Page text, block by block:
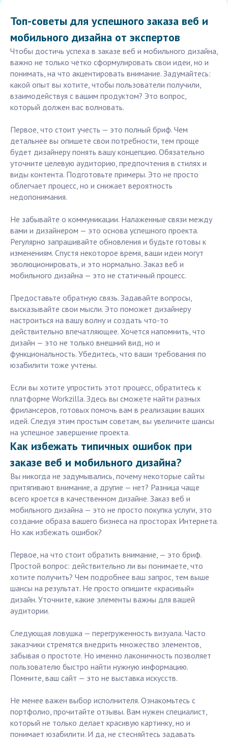
Топ-советы для успешного заказа веб и
мобильного дизайна от экспертов
Чтобы достичь успеха в заказе веб и мобильного дизайна,
важно не только четко сформулировать свои идеи, но и
понимать, на что акцентировать внимание. Задумайтесь:
какой опыт вы хотите, чтобы пользователи получили,
взаимодействуя с вашим продуктом? Это вопрос,
который должен вас волновать.
Первое, что стоит учесть — это полный бриф. Чем
детальнее вы опишете свои потребности, тем проще
будет дизайнеру понять вашу концепцию. Обязательно
уточните целевую аудиторию, предпочтения в стилях и
виды контента. Подготовьте примеры. Это не просто
облегчает процесс, но и снижает вероятность
недопонимания.
Не забывайте о коммуникации. Налаженные связи между
вами и дизайнером — это основа успешного проекта.
Регулярно запрашивайте обновления и будьте готовы к
изменениям. Спустя некоторое время, ваши идеи могут
эволюционировать, и это нормально. Заказ веб и
мобильного дизайна — это не статичный процесс.
Предоставьте обратную связь. Задавайте вопросы,
высказывайте свои мысли. Это поможет дизайнеру
настроиться на вашу волну и создать что-то
действительно впечатляющее. Хочется напомнить, что
дизайн — это не только внешний вид, но и
функциональность. Убедитесь, что ваши требования по
юзабилити тоже учтены.
Если вы хотите упростить этот процесс, обратитесь к
платформе Workzilla. Здесь вы сможете найти разных
фрилансеров, готовых помочь вам в реализации ваших
идей. Следуя этим простым советам, вы увеличите шансы
на успешное завершение проекта.
Как избежать типичных ошибок при
заказе веб и мобильного дизайна?
Вы никогда не задумывались, почему некоторые сайты
притягивают внимание, а другие — нет? Разница чаще
всего кроется в качественном дизайне. Заказ веб и
мобильного дизайна — это не просто покупка услуги, это
создание образа вашего бизнеса на просторах Интернета.
Но как избежать ошибок?
Первое, на что стоит обратить внимание, — это бриф.
Простой вопрос: действительно ли вы понимаете, что
хотите получить? Чем подробнее ваш запрос, тем выше
шансы на результат. Не просто опишите «красивый»
дизайн. Уточните, какие элементы важны для вашей
аудитории.
Следующая ловушка — перегруженность визуала. Часто
заказчики стремятся внедрить множество элементов,
забывая о простоте. Но именно лаконичность позволяет
пользователю быстро найти нужную информацию.
Помните, ваш сайт — это не выставка искусств.
Не менее важен выбор исполнителя. Ознакомьтесь с
портфолио, прочитайте отзывы. Вам нужен специалист,
который не только делает красивую картинку, но и
понимает юзабилити. И да, не стесняйтесь задавать